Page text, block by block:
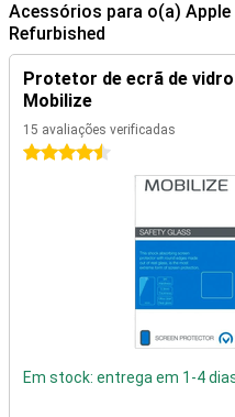
Acessórios para o(a) Apple
Refurbished
Protetor de ecrã de
Mobilize
15 avaliações verificadas
4.5 estrelas
Em stock: entrega em 1-4